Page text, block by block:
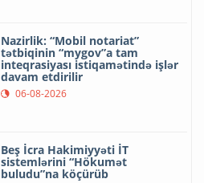
Nazirlik: “Mobil notariat”
tətbiqinin “mygov”a tam
inteqrasiyası istiqamətində işlər
davam etdirilir
06-08-2026
Beş İcra Hakimiyyəti İT
sistemlərini “Hökumət
buludu”na köçürüb